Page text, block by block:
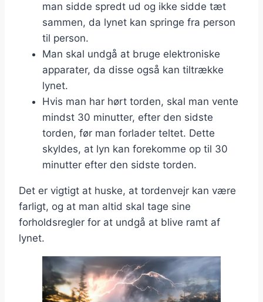
man sidde spredt ud og ikke sidde tæt
sammen, da lynet kan springe fra person
til person.
Man skal undgå at bruge elektroniske
apparater, da disse også kan tiltrække
lynet.
Hvis man har hørt torden, skal man vente
mindst 30 minutter, efter den sidste
torden, før man forlader teltet. Dette
skyldes, at lyn kan forekomme op til 30
minutter efter den sidste torden.
Det er vigtigt at huske, at tordenvejr kan være
farligt, og at man altid skal tage sine
forholdsregler for at undgå at blive ramt af
lynet.